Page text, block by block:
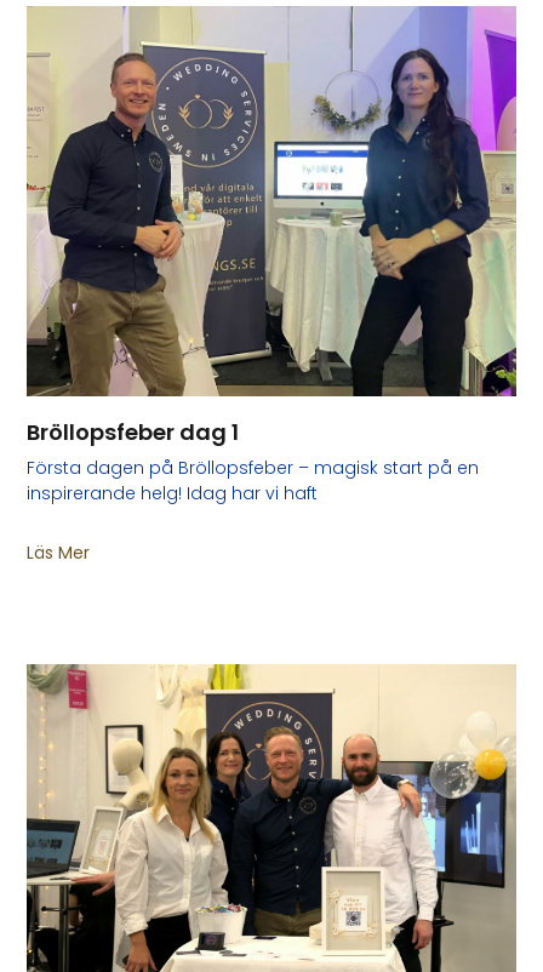
Bröllopsfeber dag 1
Första dagen på Bröllopsfeber – magisk start på en
inspirerande helg! Idag har vi haft
Läs Mer